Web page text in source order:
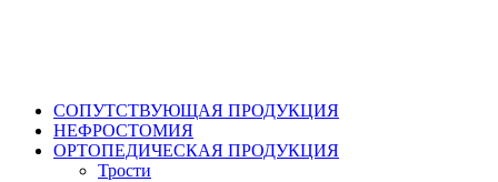
СОПУТСТВУЮЩАЯ ПРОДУКЦИЯ
НЕФРОСТОМИЯ
ОРТОПЕДИЧЕСКАЯ ПРОДУКЦИЯ
Трости